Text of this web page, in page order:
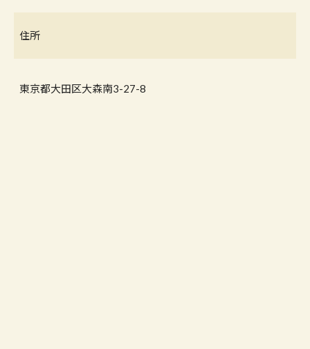
住所
東京都大田区大森南3-27-8